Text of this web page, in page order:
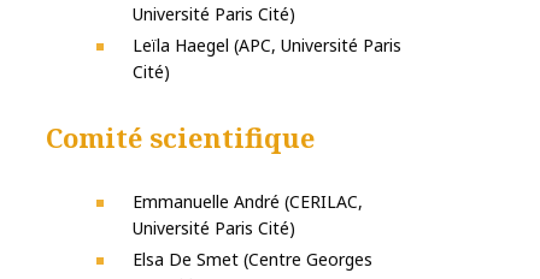
Université Paris Cité)
Leïla Haegel (APC, Université Paris
Cité)
Comité scientifique
Emmanuelle André (CERILAC,
Université Paris Cité)
Elsa De Smet (Centre Georges